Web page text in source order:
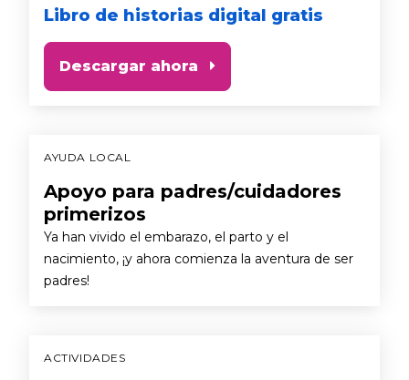
Libro de historias digital gratis
Descargar ahora
AYUDA LOCAL
Apoyo para padres/cuidadores
primerizos
Ya han vivido el embarazo, el parto y el
nacimiento, ¡y ahora comienza la aventura de ser
padres!
ACTIVIDADES